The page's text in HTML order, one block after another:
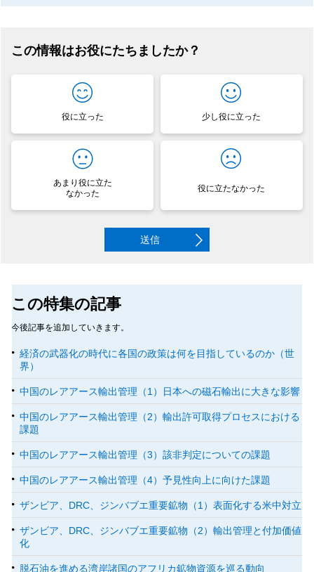
この情報はお役にたちましたか？
役に立った 少し役に立った
あまり役に立た
なかった
役に立たなかった
送信
この特集の記事
今後記事を追加していきます。
経済の武器化の時代に各国の政策は何を目指しているのか（世
界）
中国のレアアース輸出管理（1）日本への磁石輸出に大きな影響
中国のレアアース輸出管理（2）輸出許可取得プロセスにおける
課題
中国のレアアース輸出管理（3）該非判定についての課題
中国のレアアース輸出管理（4）予見性向上に向けた課題
ザンビア、DRC、ジンバブエ重要鉱物（1）表面化する米中対立
ザンビア、DRC、ジンバブエ重要鉱物（2）輸出管理と付加価値
化
脱石油を進める湾岸諸国のアフリカ鉱物資源を巡る動向